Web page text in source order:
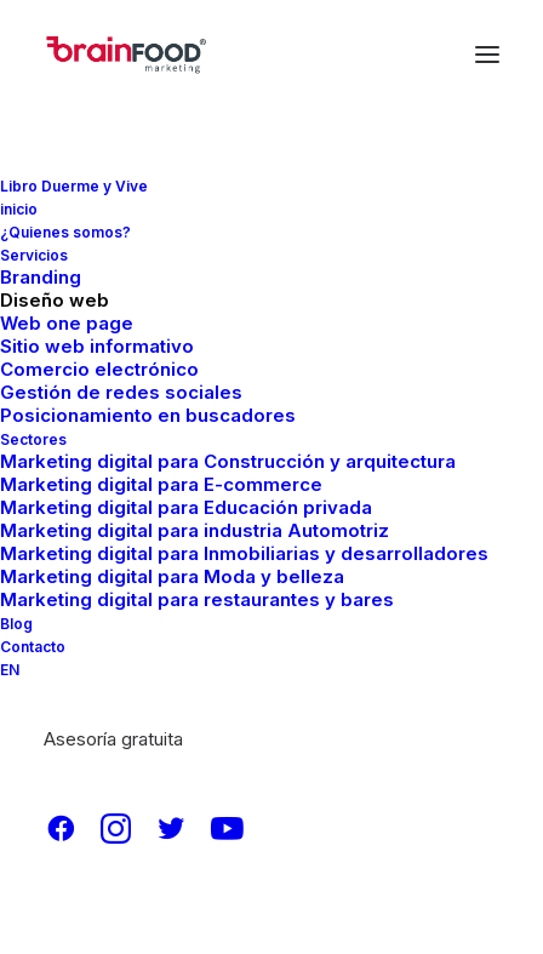
Libro Duerme y Vive
inicio
¿Quienes somos?
Servicios
Branding
Diseño web
Web one page
Sitio web informativo
Comercio electrónico
Gestión de redes sociales
Posicionamiento en buscadores
Sectores
Marketing digital para Construcción y arquitectura
Marketing digital para E-commerce
Marketing digital para Educación privada
Marketing digital para industria Automotriz
Marketing digital para Inmobiliarias y desarrolladores
Marketing digital para Moda y belleza
Marketing digital para restaurantes y bares
Blog
Contacto
EN
Asesoría gratuita
Agenciademarketing
digitalenMorelia